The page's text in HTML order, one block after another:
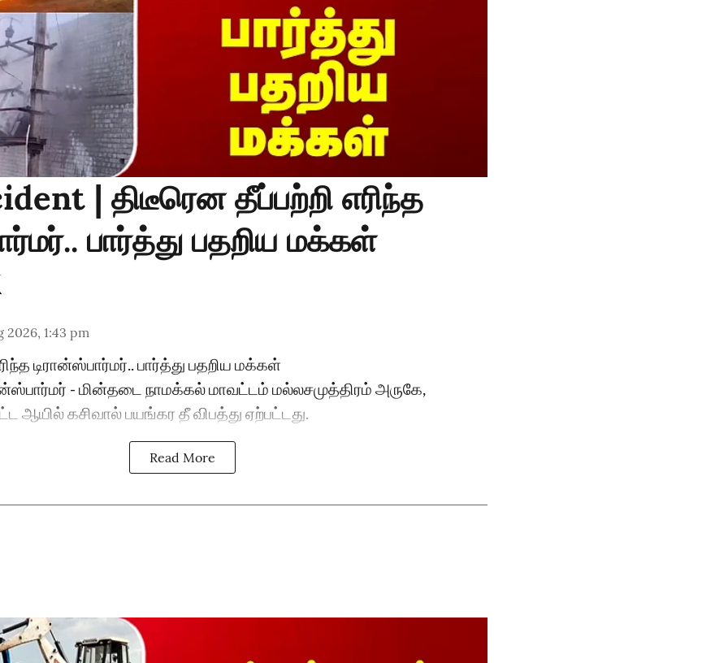
| திடீரென தீப்பற்றி எரிந்த
பார்த்து பதறிய மக்கள்
2026, 1:43 pm
டிரான்ஸ்பார்மர்.. பார்த்து பதறிய மக்கள்
- மின்தடை நாமக்கல் மாவட்டம் மல்லசமுத்திரம் அருகே,
ஆயில் கசிவால் பயங்கர தீ விபத்து ஏற்பட்டது.
Read More